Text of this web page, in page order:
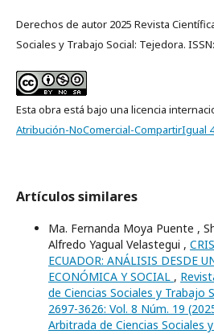
Derechos de autor 2025 Revista
Sociales y Trabajo Social: Tejedora.
Esta obra está bajo una licencia
Atribución-NoComercial-CompartirIgual
Artículos similares
Ma. Fernanda Moya Puente ,
Alfredo Yagual Velastegui ,
ECUADOR: ANÁLISIS DESDE
ECONÓMICA Y SOCIAL ,
de Ciencias Sociales y Trabajo
2697-3626: Vol. 8 Núm. 19
Arbitrada de Ciencias Sociales